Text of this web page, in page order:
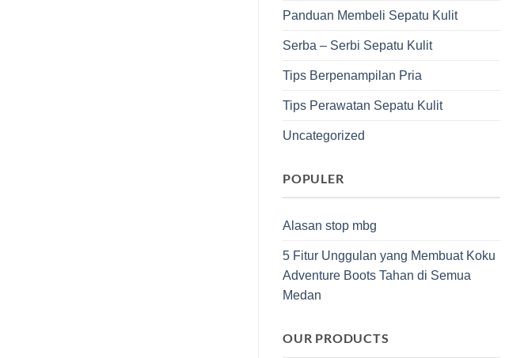
Panduan Membeli Sepatu Kulit
Serba – Serbi Sepatu Kulit
Tips Berpenampilan Pria
Tips Perawatan Sepatu Kulit
Uncategorized
POPULER
Alasan stop mbg
5 Fitur Unggulan yang Membuat Koku
Adventure Boots Tahan di Semua
Medan
OUR PRODUCTS